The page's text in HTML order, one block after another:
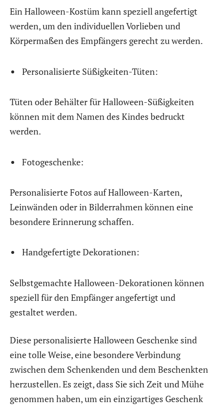
Ein Halloween-Kostüm kann speziell angefertigt
werden, um den individuellen Vorlieben und
Körpermaßen des Empfängers gerecht zu werden.
Personalisierte Süßigkeiten-Tüten:
Tüten oder Behälter für Halloween-Süßigkeiten
können mit dem Namen des Kindes bedruckt
werden.
Fotogeschenke:
Personalisierte Fotos auf Halloween-Karten,
Leinwänden oder in Bilderrahmen können eine
besondere Erinnerung schaffen.
Handgefertigte Dekorationen:
Selbstgemachte Halloween-Dekorationen können
speziell für den Empfänger angefertigt und
gestaltet werden.
Diese personalisierte Halloween Geschenke sind
eine tolle Weise, eine besondere Verbindung
zwischen dem Schenkenden und dem Beschenkten
herzustellen. Es zeigt, dass Sie sich Zeit und Mühe
genommen haben, um ein einzigartiges Geschenk